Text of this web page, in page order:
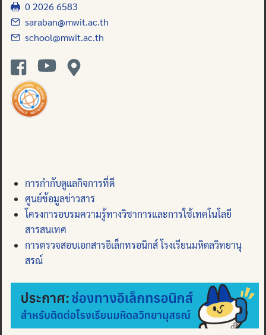
0 2026 6583
saraban@mwit.ac.th
school@mwit.ac.th
การกำกับดูแลกิจการที่ดี
ศูนย์ข้อมูลข่าวสาร
โครงการอบรมความรู้ทางวิชาการและการใช้เทคโนโลยี
สารสนเทศ
การตรวจสอบเอกสารอิเล็กทรอนิกส์ โรงเรียนมหิดลวิทยานุ
สรณ์